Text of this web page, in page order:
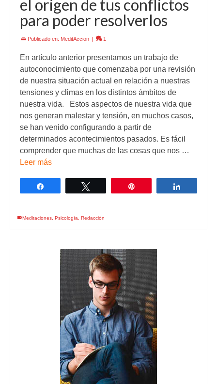
el origen de tus conflictos
para poder resolverlos
Publicado en: MeditAccion | 1
En artículo anterior presentamos un trabajo de
autoconocimiento que comenzaba por una revisión
de nuestra situación actual en relación a nuestras
tensiones y climas en los distintos ámbitos de
nuestra vida. Estos aspectos de nuestra vida que
nos generan malestar y tensión, en muchos casos,
se han venido configurando a partir de
determinados acontecimientos pasados. Es fácil
comprender que muchas de las cosas que nos …
Leer más
Meditaciones Psicología Redacción